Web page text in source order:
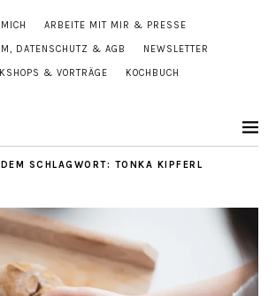
ARBEITE MIT MIR & PRESSE
DATENSCHUTZ & AGB NEWSLETTER
& VORTRÄGE KOCHBUCH
SCHLAGWORT: TONKA KIPFERL